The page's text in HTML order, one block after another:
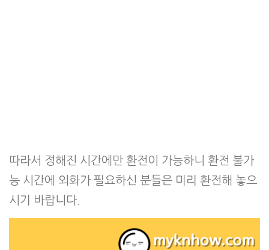
따라서 정해진 시간에만 환전이 가능하니 환전 불가
능 시간에 외화가 필요하신 분들은 미리 환전해 놓으
시기 바랍니다.